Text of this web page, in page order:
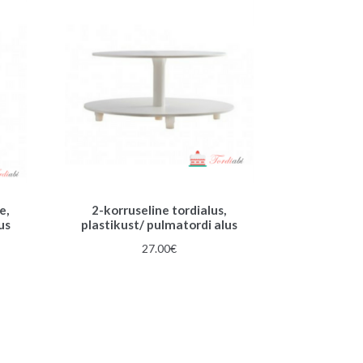
2-korruseline tordialus,
plastikust/ pulmatordi alus
27.00€